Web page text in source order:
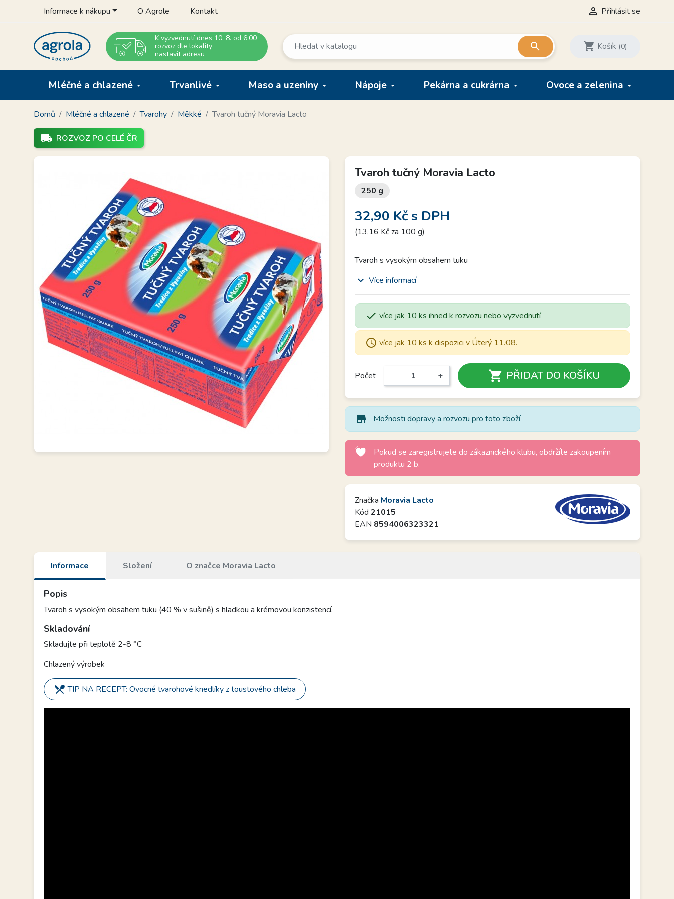
Informace k nákupu O Agrole Kontakt  Přihlásit se
K vyzvednutí dnes 10. 8. od 6:00
rozvoz dle lokality
nastavit adresu
 shopping_cart Košík (0)
Mléčné a chlazené Trvanlivé Maso a uzeniny Nápoje Pekárna a cukrárna Ovoce a zelenina
Domů Mléčné a chlazené Tvarohy Měkké Tvaroh tučný Moravia Lacto
local_shipping ROZVOZ PO CELÉ ČR
Tvaroh tučný Moravia Lacto
250 g
32,90 Kčs DPH
(13,16 Kč za 100 g)
Tvaroh s vysokým obsahem tuku
expand_more Více informací
 více jak 10 ks ihned k rozvozu nebo vyzvednutí
schedule více jak 10 ks k dispozici v Úterý 11.08.
Počet − +  PŘIDAT DO KOŠÍKU
store_mall_directory Možnosti dopravy a rozvozu pro toto zboží
Pokud se zaregistrujete do zákaznického klubu, obdržíte zakoupením
produktu 2 b.
Značka Moravia Lacto
Kód 21015
EAN 8594006323321
Informace Složení O značce Moravia Lacto
Popis
Tvaroh s vysokým obsahem tuku (40 % v sušině) s hladkou a krémovou konzistencí.
Skladování
Skladujte při teplotě 2-8 °C
Chlazený výrobek
restaurant_menu TIP NA RECEPT: Ovocné tvarohové knedlíky z toustového chleba